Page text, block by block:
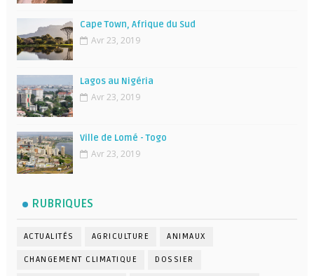
Cape Town, Afrique du Sud
Avr 23, 2019
Lagos au Nigéria
Avr 23, 2019
Ville de Lomé - Togo
Avr 23, 2019
RUBRIQUES
ACTUALITÉS AGRICULTURE ANIMAUX
CHANGEMENT CLIMATIQUE DOSSIER